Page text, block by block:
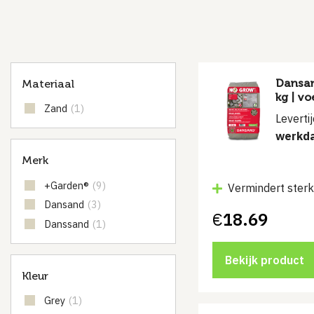
Materiaal
Zand (1)
Merk
+Garden® (9)
Dansand (3)
Danssand (1)
Kleur
Grey (1)
kg |
Vermindert
€18.69
Bekijk product